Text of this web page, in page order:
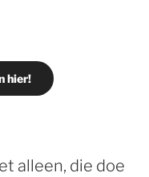
hier!
alleen, die doe